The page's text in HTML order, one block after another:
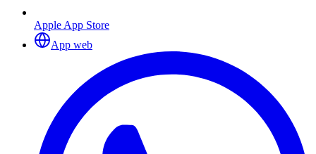
Apple App Store
App web